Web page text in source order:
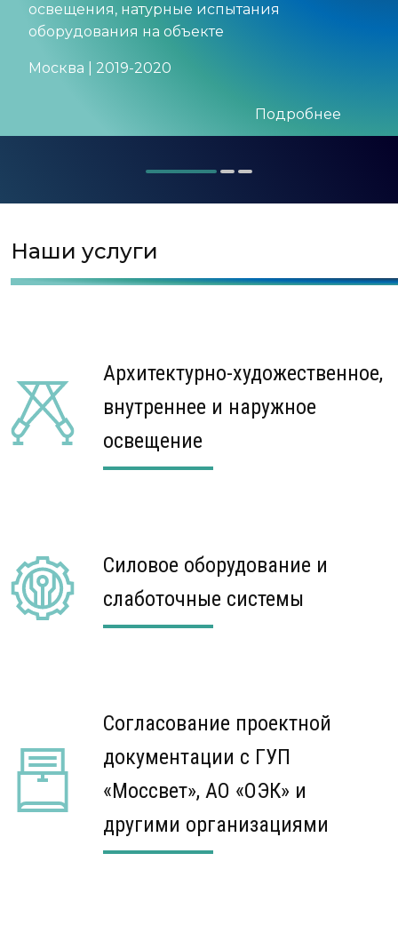
освещения, натурные испытания
оборудования на объекте
Москва | 2019-2020
Подробнее
Наши услуги
Архитектурно-художественное,
внутреннее и наружное
освещение
Силовое оборудование и
слаботочные системы
Согласование проектной
документации с ГУП
«Моссвет», АО «ОЭК» и
другими организациями